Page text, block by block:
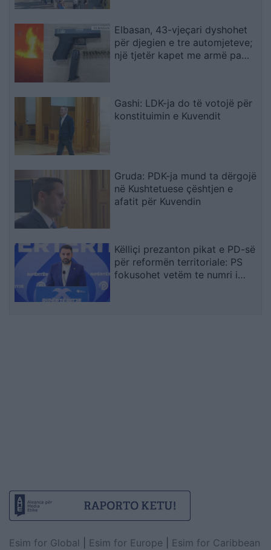
Elbasan, 43-vjeçari dyshohet
për djegien e tre automjeteve;
një tjetër kapet me armë pa
Gashi: LDK-ja do të votojë për
konstituimin e Kuvendit
Gruda: PDK-ja mund ta dërgojë
në Kushtetuese çështjen e
afatit për Kuvendin
Këlliçi prezanton pikat e PD-së
për reformën territoriale: PS
fokusohet vetëm te numri i
Esim for Global Esim for Europe
Esim for Caribbean